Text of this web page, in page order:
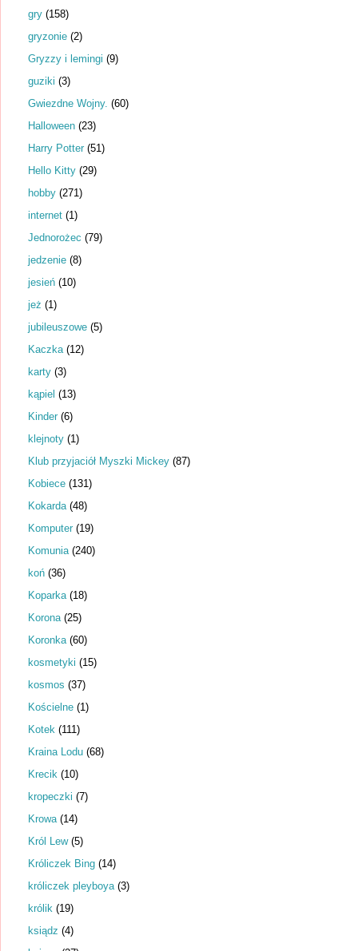
gry (158)
gryzonie (2)
Gryzzy i lemingi (9)
guziki (3)
Gwiezdne Wojny. (60)
Halloween (23)
Harry Potter (51)
Hello Kitty (29)
hobby (271)
internet (1)
Jednorożec (79)
jedzenie (8)
jesień (10)
jeż (1)
jubileuszowe (5)
Kaczka (12)
karty (3)
kąpiel (13)
Kinder (6)
klejnoty (1)
Klub przyjaciół Myszki Mickey (87)
Kobiece (131)
Kokarda (48)
Komputer (19)
Komunia (240)
koń (36)
Koparka (18)
Korona (25)
Koronka (60)
kosmetyki (15)
kosmos (37)
Kościelne (1)
Kotek (111)
Kraina Lodu (68)
Krecik (10)
kropeczki (7)
Krowa (14)
Król Lew (5)
Króliczek Bing (14)
króliczek pleyboya (3)
królik (19)
ksiądz (4)